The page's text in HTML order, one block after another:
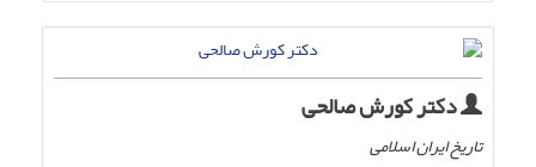
دکتر کورش صالحی
تاریخ ایران اسلامی